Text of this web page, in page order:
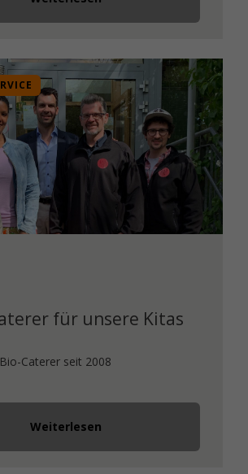
für unsere Kitas
Caterer seit 2008
Weiterlesen